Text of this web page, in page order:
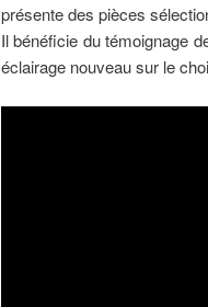
présente des pièces
Il bénéficie du témoignage
éclairage nouveau sur le